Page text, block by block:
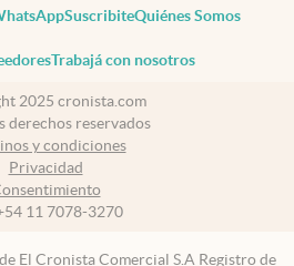
SuscribiteQuiénes Somos
Trabajá con nosotros
2025 cronista.com
derechos reservados
y condiciones
Privacidad
11 7078-3270
El Cronista Comercial S.A Registro de